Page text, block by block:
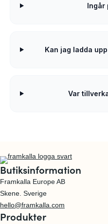
Ingår
Kan jag ladda
Var
Butiksinformation
Framkalla Europe AB
Skene. Sverige
hello@framkalla.com
Produkter